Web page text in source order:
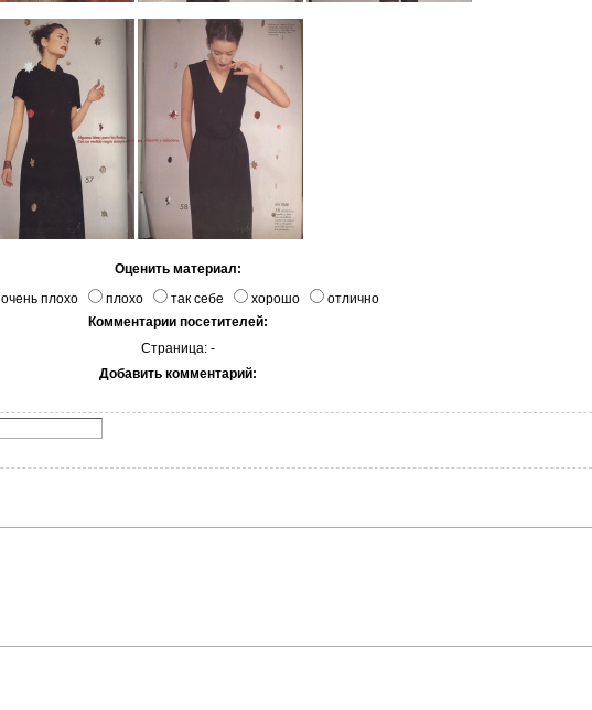
Оценить материал:
очень плохо
плохо так себе хорошо
отлично
Комментарии посетителей:
Страница: -
Добавить комментарий: